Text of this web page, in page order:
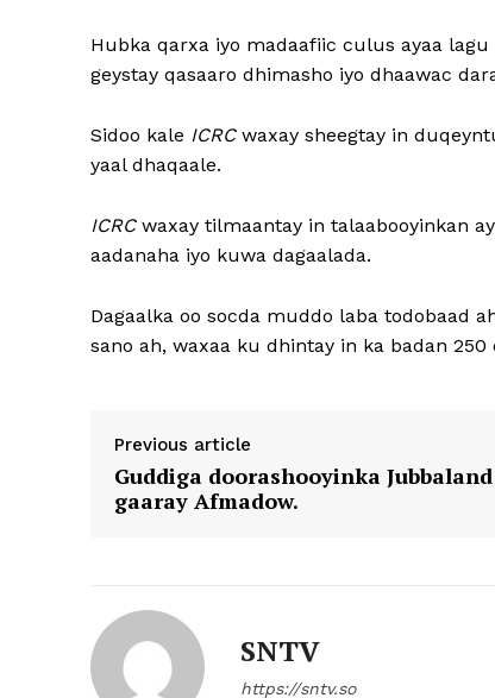
Hubka qarxa iyo madaafiic culus ayaa
geystay qasaaro dhimasho iyo dhaawac
Sidoo kale ICRCwaxay sheegtay in
yaal dhaqaale.
ICRCwaxay tilmaantay in talaabooyinkan
aadanaha iyo kuwa dagaalada.
Dagaalka oo socda muddo laba todobaad
sano ah, waxaa ku dhintay in ka badan
Previous article
Guddiga doorashooyinka
gaaray Afmadow.
SNTV
https://sntv.so